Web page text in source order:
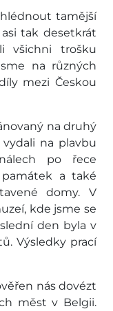
tamější
tak desetkrát
všichni trošku
na různých
mezi Českou
na druhý
na plavbu
po řece
a také
domy. V
kde jsme se
den byla v
Výsledky prací
nás dovézt
měst v Belgii.